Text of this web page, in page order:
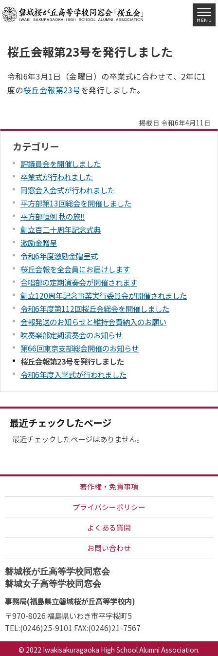
桜丘会報第23号を発行しました
令和6年3月1日（金曜日）の卒業式に合わせて、2年に1
度の桜丘会報第23号を発行しました。
掲載日 令和6年4月11日
カテゴリー
評議員会を開催しました
卒業式が行われました
同窓会入会式が行われました
平方部第13回総会を開催しました
平方部恒例 秋の旅‼
創立百二十周年記念式典
激励金贈呈
令和6年度激励金贈呈式
桜丘会報を全会員にお届けします
合唱部の定期演奏会が開催されます
創立120周年記念事業実行委員会が開催されました
令和6年度第112回桜丘会総会を開催しました
会報発送のお知らせと維持会費納入のお願い
吹奏楽部定期演奏会のお知らせ
第66回東京支部総会開催のお知らせ
桜丘会報第23号を発行しました
令和6年度入学式が行われました
最近チェックしたページ
最近チェックしたページはありません。
著作権・免責事項
プライバシーポリシー
よくある質問
お問い合わせ
磐城桜が丘高等学校同窓会
磐城女子高等学校同窓会
事務局(福島県立磐城桜が丘高等学校内)
〒970-8026福島県いわき市平字桜町5
TEL:(0246)25-9101 FAX:(0246)21-7567
© 2022 Iwakisakuragaoka High School Alumni Association.